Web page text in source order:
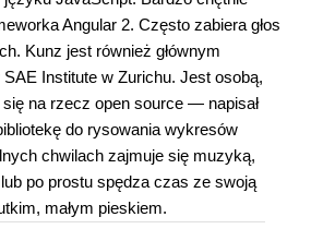
Angular 2. Często zabiera głos
Kunz jest również głównym
Institute w Zurichu. Jest osobą,
na rzecz open source — napisał
do rysowania wykresów
chwilach zajmuje się muzyką,
po prostu spędza czas ze swoją
małym pieskiem.